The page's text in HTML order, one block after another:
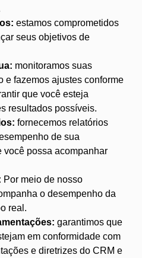
estamos comprometidos
seus objetivos de
monitoramos suas
e fazemos ajustes conforme
que você esteja
resultados possíveis.
fornecemos relatórios
de sua
você possa acompanhar
Por meio de nosso
o desempenho da
real.
garantimos que
em conformidade com
e diretrizes do CRM e